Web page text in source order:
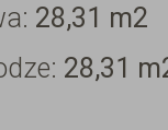
28,31 m2
28,31